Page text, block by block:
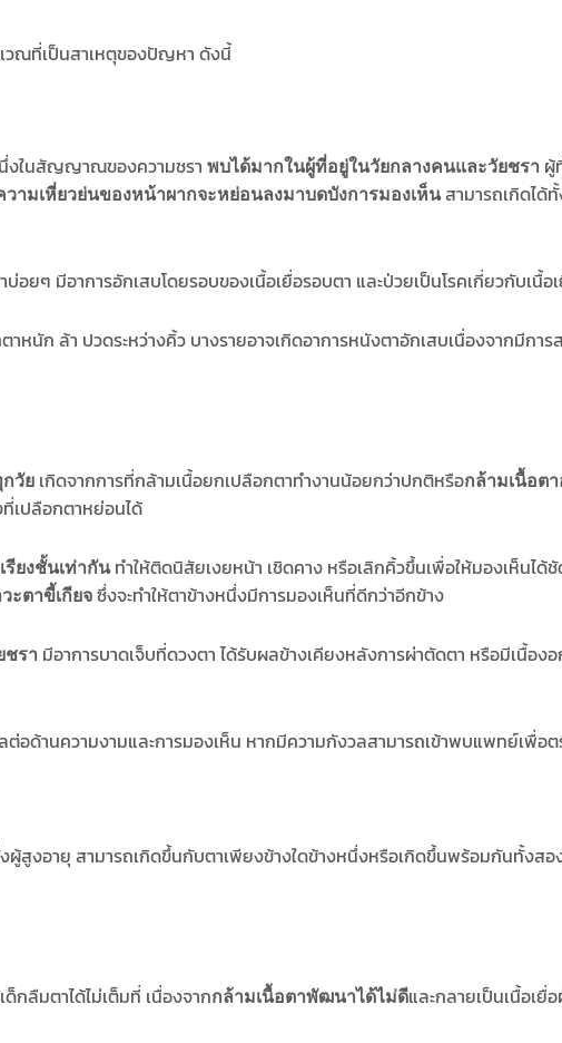
วณที่เป็นสาเหตุของปัญหา ดังนี้
งในสัญญาณของความชรา พบได้มากในผู้ที่อยู่ในวัยกลางคนและวัยชรา ผู้
ามเหี่ยวย่นของหน้าผากจะหย่อนลงมาบดบังการมองเห็นสามารถเกิดได้
ยๆ มีอาการอักเสบโดยรอบของเนื้อเยื่อรอบตา และป่วยเป็นโรคเกี่ยวกับเนื้
หนัก ล้า ปวดระหว่างคิ้ว บางรายอาจเกิดอาการหนังตาอักเสบเนื่องจากมีก
วัย เกิดจากการที่กล้ามเนื้อยกเปลือกตาทำงานน้อยกว่าปกติหรือกล้ามเนื้อต
เปลือกตาหย่อนได้
รียงชั้นเท่ากันทำให้ติดนิสัยเงยหน้า เชิดคาง หรือเลิกคิ้วขึ้นเพื่อให้มองเห็นได้ชั
ะตาขี้เกียจ ซึ่งจะทำให้ตาข้างหนึ่งมีการมองเห็นที่ดีกว่าอีกข้าง
ชรา มีอาการบาดเจ็บที่ดวงตา ได้รับผลข้างเคียงหลังการผ่าตัดตา หรือมีเนื้อ
อด้านความงามและการมองเห็น หากมีความกังวลสามารถเข้าพบแพทย์เพื่อต
ผู้สูงอายุ สามารถเกิดขึ้นกับตาเพียงข้างใดข้างหนึ่งหรือเกิดขึ้นพร้อมกันทั้งส
กลืมตาได้ไม่เต็มที่ เนื่องจากกล้ามเนื้อตาพัฒนาได้ไม่ดีและกลายเป็นเนื้อเยื่